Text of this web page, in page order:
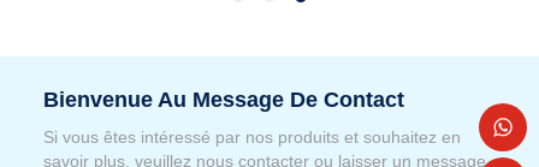
Bienvenue Au Message De Contact
Si vous êtes intéressé par nos produits et souhaitez en
savoir plus, veuillez nous contacter ou laisser un message